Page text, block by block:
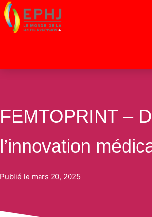
Parceleste/20 mars 2025
FEMTOPRINT –
l’innovation
Publié le mars 20, 2025